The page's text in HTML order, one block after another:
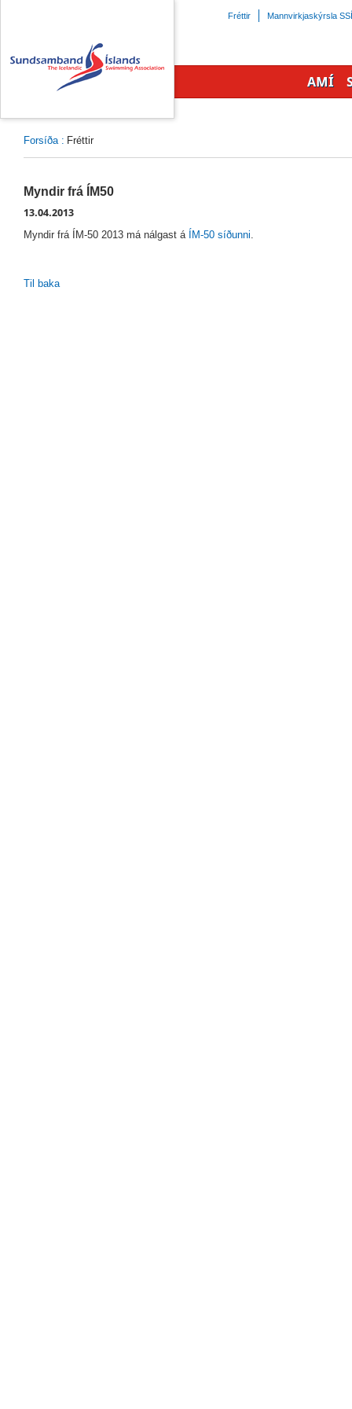
Forsíða: Fréttir
Myndir frá ÍM50
13.04.2013
Myndir frá ÍM-50 2013 má nálgast á ÍM-50 síðunni.
Til baka
Fréttir Mannvirkjaskýrsla SSÍ
AMÍ